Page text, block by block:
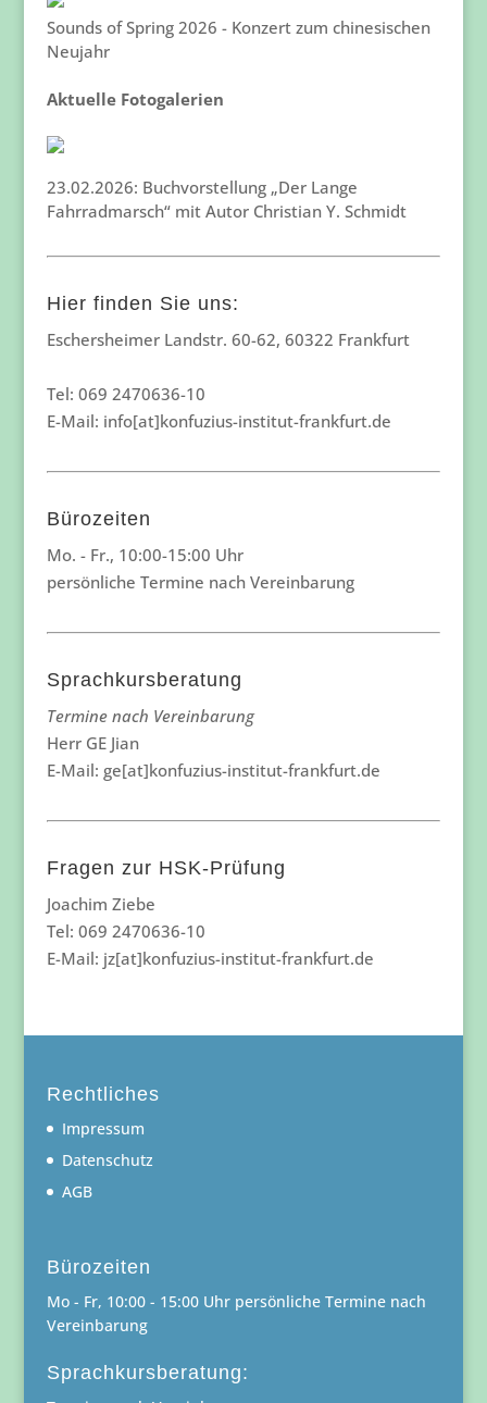
Sounds of Spring 2026 - Konzert zum chinesischen
Neujahr
Aktuelle Fotogalerien
23.02.2026: Buchvorstellung „Der Lange
Fahrradmarsch“ mit Autor Christian Y. Schmidt
Hier finden Sie uns:
Eschersheimer Landstr. 60-62, 60322 Frankfurt
Tel: 069 2470636-10
E-Mail: info[at]konfuzius-institut-frankfurt.de
Bürozeiten
Mo. - Fr., 10:00-15:00 Uhr
persönliche Termine nach Vereinbarung
Sprachkursberatung
Termine nach Vereinbarung
Herr GE Jian
E-Mail: ge[at]konfuzius-institut-frankfurt.de
Fragen zur HSK-Prüfung
Joachim Ziebe
Tel: 069 2470636-10
E-Mail: jz[at]konfuzius-institut-frankfurt.de
Rechtliches
Impressum
Datenschutz
AGB
Bürozeiten
Mo - Fr, 10:00 - 15:00 Uhr persönliche Termine nach
Vereinbarung
Sprachkursberatung: